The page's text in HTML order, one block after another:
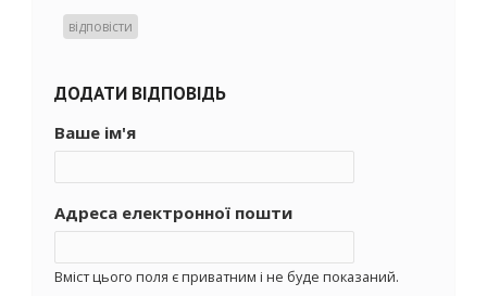
відповісти
ДОДАТИ ВІДПОВІДЬ
Ваше ім'я
Адреса електронної пошти
Вміст цього поля є приватним і не буде показаний.